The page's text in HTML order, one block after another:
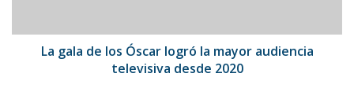
audiencia
televisivaLa gala de los Óscar logró la mayor audiencia
televisiva desde 2020